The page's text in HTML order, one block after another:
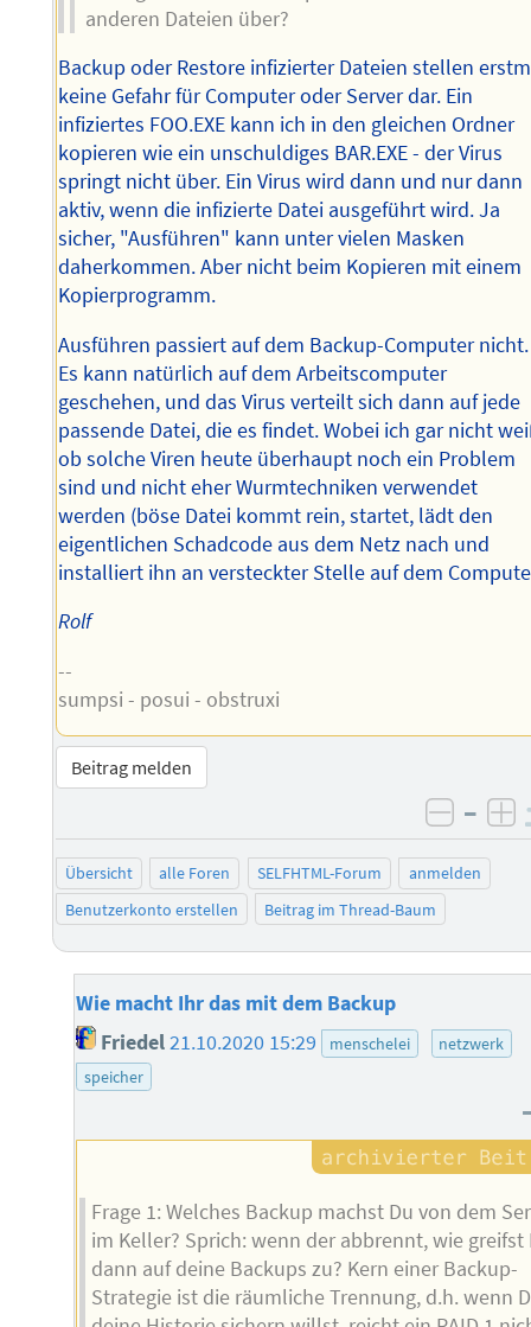
anderen Dateien über?
Backup oder Restore infizierter Dateien stellen
keine Gefahr für Computer oder Server dar. Ein
infiziertes FOO.EXE kann ich in den gleichen Ordner
kopieren wie ein unschuldiges BAR.EXE - der Virus
springt nicht über. Ein Virus wird dann und nur dann
aktiv, wenn die infizierte Datei ausgeführt wird. Ja
sicher, "Ausführen" kann unter vielen Masken
daherkommen. Aber nicht beim Kopieren mit einem
Kopierprogramm.
Ausführen passiert auf dem Backup-Computer nicht.
Es kann natürlich auf dem Arbeitscomputer
geschehen, und das Virus verteilt sich dann auf jede
passende Datei, die es findet. Wobei ich gar nicht
ob solche Viren heute überhaupt noch ein Problem
sind und nicht eher Wurmtechniken verwendet
werden (böse Datei kommt rein, startet, lädt den
eigentlichen Schadcode aus dem Netz nach und
installiert ihn an versteckter Stelle auf dem
Rolf
--
sumpsi - posui - obstruxi
Beitrag melden
–
Übersicht alle Foren SELFHTML-Forum
anmelden
Benutzerkonto erstellen
Beitrag im Thread-Baum
Wie macht Ihr das mit dem Backup
Friedel21.10.2020 15:29 menschelei
netzwerk
speicher
Frage 1: Welches Backup machst Du von dem
im Keller? Sprich: wenn der abbrennt, wie greifst
dann auf deine Backups zu? Kern einer Backup-
Strategie ist die räumliche Trennung, d.h. wenn